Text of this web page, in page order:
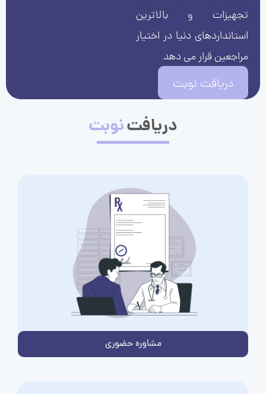
تجهیزات و بالاترین
استانداردهای دنیا در اختیار
مراجعین قرار می دهد.
دریافت نوبت
دریافتنوبت
مشاوره حضوری